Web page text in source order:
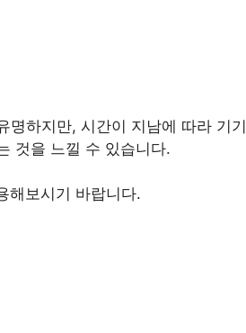
명하지만, 시간이 지남에 따라 기기
것을 느낄 수 있습니다.
해보시기 바랍니다.